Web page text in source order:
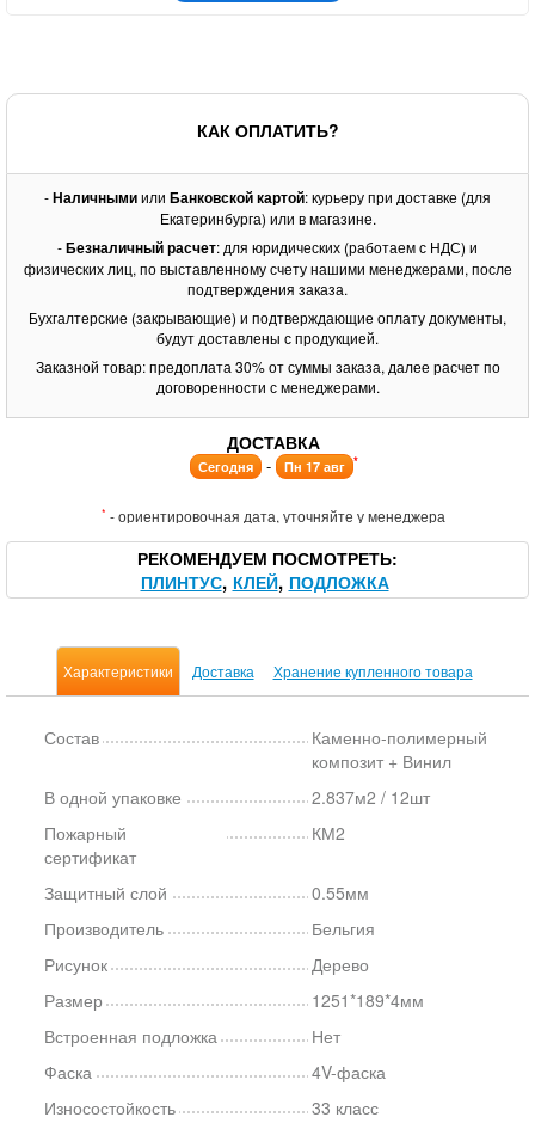
КАК ОПЛАТИТЬ?
-Наличнымиили Банковской картой: курьеру при доставке (для
Екатеринбурга) или в магазине.
-Безналичный расчет: для юридических (работаем с НДС) и
физических лиц, по выставленному счету нашими менеджерами, после
подтверждения заказа.
Бухгалтерские (закрывающие) и подтверждающие оплату документы,
будут доставлены с продукцией.
Заказной товар: предоплата 30% от суммы заказа, далее расчет по
договоренности с менеджерами.
ДОСТАВКА
Сегодня - Пн 17 авг *
* - ориентировочная дата, уточняйте у менеджера
РЕКОМЕНДУЕМ ПОСМОТРЕТЬ
ПЛИНТУС КЛЕЙ ПОДЛОЖКА
Характеристики Доставка Хранение купленного товара
Состав
Каменно-полимерный
композит + Винил
В одной упаковке
2.837м2 / 12шт
Пожарный
сертификат
КМ2
Защитный слой
0.55мм
Производитель
Бельгия
Рисунок
Дерево
Размер
1251*189*4мм
Встроенная подложка
Нет
Фаска
4V-фаска
Износостойкость
33 класс